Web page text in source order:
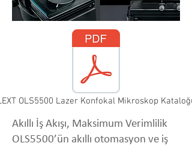
OLS5500 Lazer Konfokal Mikroskop Kataloğu
Akıllı İş Akışı, Maksimum Verimlilik
OLS5500’ün akıllı otomasyon ve iş